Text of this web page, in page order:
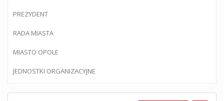
PREZYDENT
RADA MIASTA
MIASTO OPOLE
JEDNOSTKI ORGANIZACYJNE